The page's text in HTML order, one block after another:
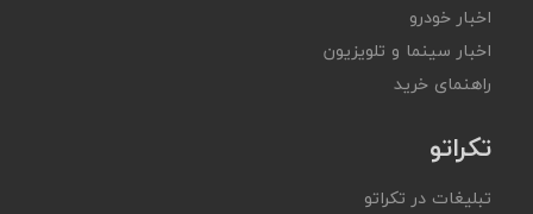
اخبار خودرو
اخبار سینما و تلویزیون
راهنمای خرید
تکراتو
تبلیغات در تکراتو